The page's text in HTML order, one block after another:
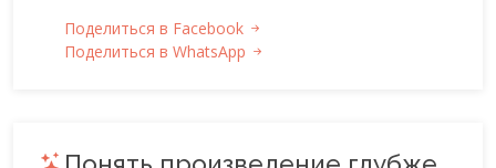
Поделиться в Facebook
Поделиться в WhatsApp